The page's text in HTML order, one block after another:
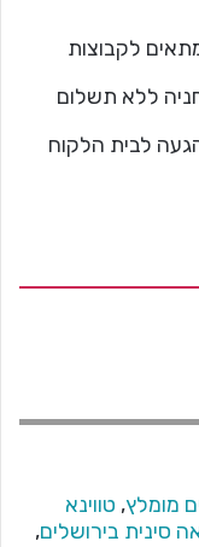
לקבוצות
ללא תשלום
לבית הלקוח
מומלץ, טווינא
סינית בירושלים,